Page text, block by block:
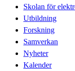
Skolan för
Utbildning
Forskning
Samverkan
Nyheter
Kalender